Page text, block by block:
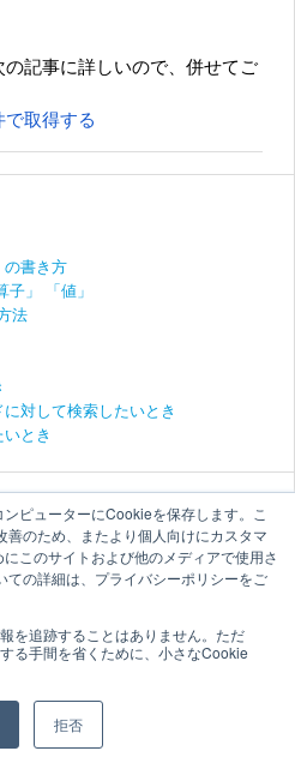
ピューターにCookieを保存します。こ
のため、またより個人向けにカスタマ
このサイトおよび他のメディアで使用さ
の詳細は、プライバシーポリシーをご
を追跡することはありません。ただ
る手間を省くために、小さなCookie
拒否
記事に詳しいので、併せてご
で取得する
書き方
子」 「値」
法
対して検索したいとき
とき